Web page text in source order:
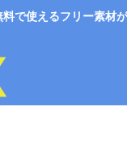
で使えるフリー素材